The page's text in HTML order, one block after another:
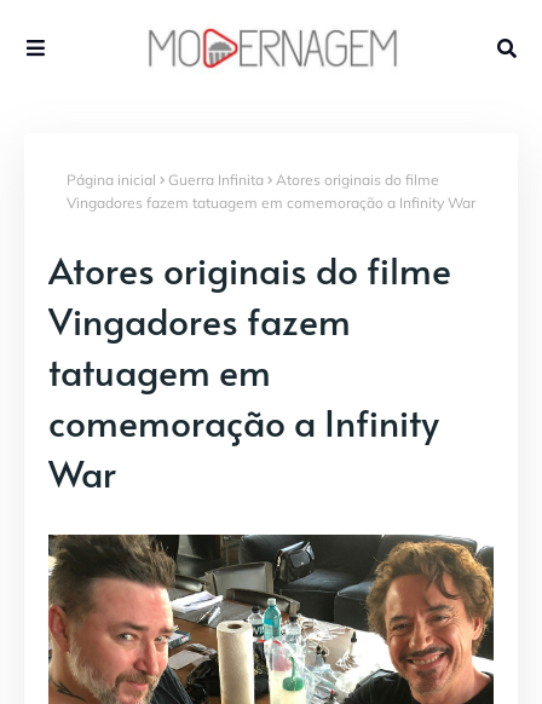
Página inicial Guerra Infinita
Atores originais do filme
Vingadores fazem tatuagem em comemoração a Infinity War
Atores originais do filme
Vingadores fazem
tatuagem em
comemoração a Infinity
War